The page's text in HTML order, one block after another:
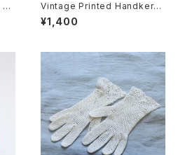
Vintage Printed Handkerch
ief 013・ヴィンテージ プリント
ハンカチ 013 U.S.A
¥1,400